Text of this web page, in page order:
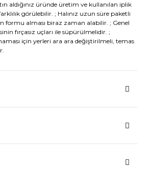
aldığınız üründe üretim ve kullanılan iplik
görülebilir. ; Halınız uzun süre paketli
formu alması biraz zaman alabilir. ; Genel
fırçasız uçları ile süpürülmelidir. ;
için yerleri ara ara değiştirilmeli, temas